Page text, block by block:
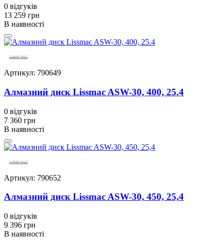
0 відгуків
13 259 грн
В наявності
Артикул: 790649
Алмазний диск Lissmac ASW-30, 400, 25.4
0 відгуків
7 360 грн
В наявності
Артикул: 790652
Алмазний диск Lissmac ASW-30, 450, 25,4
0 відгуків
9 396 грн
В наявності